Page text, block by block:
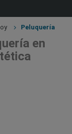
Peluquería
en